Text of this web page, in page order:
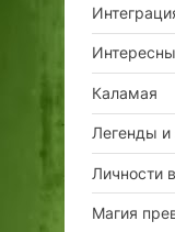
Каламая
Легенды и
Личности
Магия